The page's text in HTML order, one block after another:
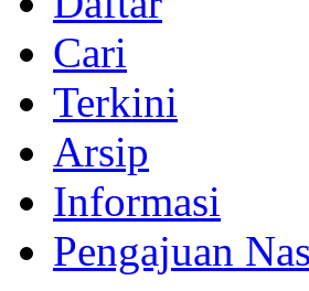
Cari
Terkini
Arsip
Informasi
Pengajuan